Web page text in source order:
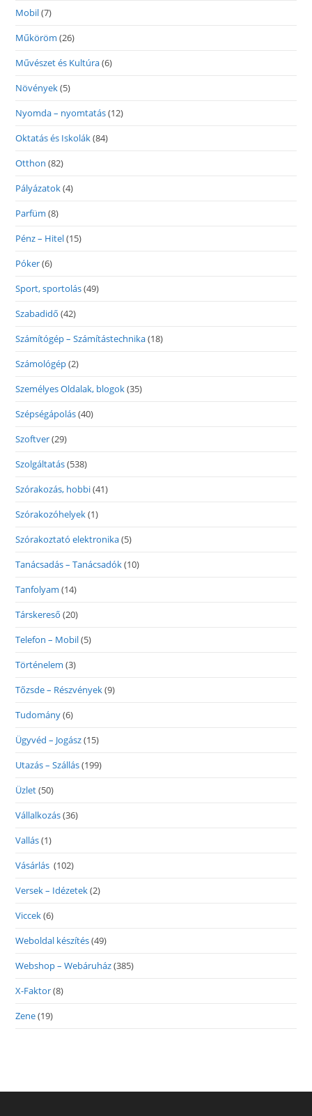
Mobil(7)
Műköröm (26)
Művészet és Kultúra(6)
Növények(5)
Nyomda – nyomtatás(12)
Oktatás és Iskolák(84)
Otthon (82)
Pályázatok(4)
Parfüm (8)
Pénz – Hitel(15)
Póker(6)
Sport, sportolás(49)
Szabadidő (42)
Számítógép – Számítástechnika(18)
Számológép(2)
Személyes Oldalak, blogok(35)
Szépségápolás(40)
Szoftver(29)
Szolgáltatás(538)
Szórakozás, hobbi(41)
Szórakozóhelyek(1)
Szórakoztató elektronika(5)
Tanácsadás – Tanácsadók(10)
Tanfolyam (14)
Társkereső (20)
Telefon – Mobil(5)
Történelem (3)
Tőzsde – Részvények(9)
Tudomány(6)
Ügyvéd – Jogász(15)
Utazás – Szállás(199)
Üzlet(50)
Vállalkozás(36)
Vallás(1)
Vásárlás (102)
Versek – Idézetek(2)
Viccek(6)
Weboldal készítés(49)
Webshop – Webáruház(385)
X-Faktor(8)
Zene(19)